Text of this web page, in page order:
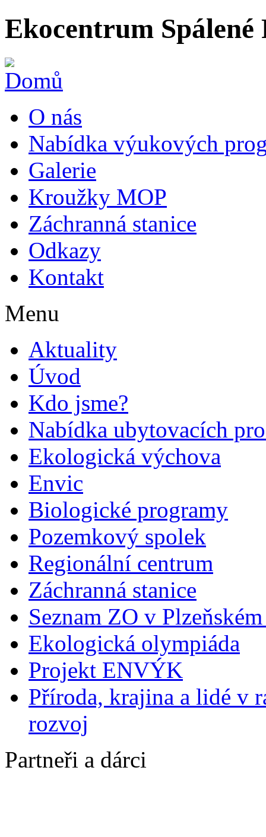
Ekocentrum Spálené
O nás
Nabídka výukových
Galerie
Kroužky MOP
Záchranná stanice
Odkazy
Kontakt
Menu
Aktuality
Úvod
Kdo jsme?
Nabídka ubytovacích
Ekologická výchova
Envic
Biologické programy
Pozemkový spolek
Regionální centrum
Záchranná stanice
Seznam ZO v
Ekologická olympiáda
Projekt ENVÝK
Příroda, krajina a lidé v
rozvoj
Partneři a dárci